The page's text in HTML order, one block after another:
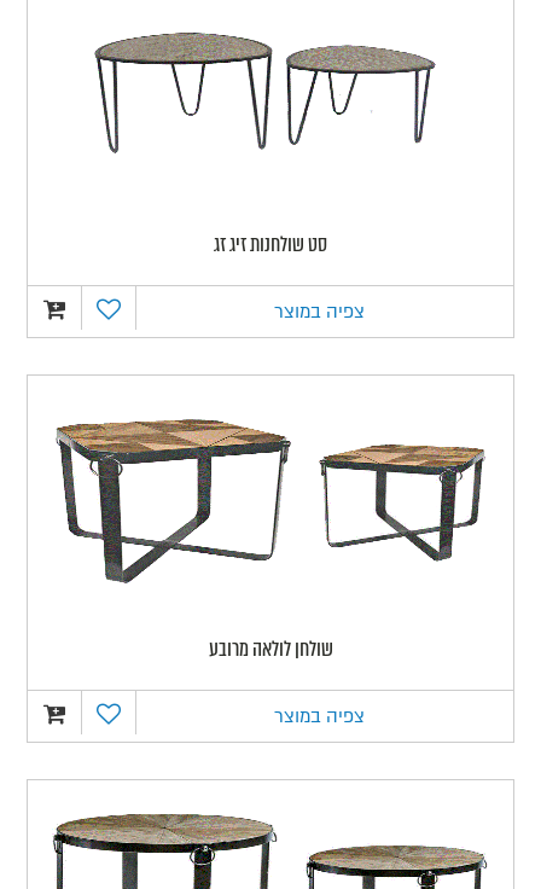
סט שולחנות זיג זג
צפיה במוצר
שולחן לולאה מרובע
צפיה במוצר